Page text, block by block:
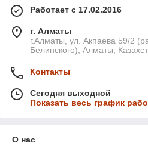
Работает с 17.02.2016
г. Алматы
г.Алматы, ул. Акпаева 59/2
Белинского), Алматы,
Контакты
Сегодня выходной
Показать весь график
О нас